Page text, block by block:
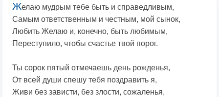
Желаю мудрым тебе быть и справедливым,
Самым ответственным и честным, мой сынок,
Любить Желаю и, конечно, быть любимым,
Переступило, чтобы счастье твой порог.
Ты сорок пятый отмечаешь день рожденья,
От всей души спешу тебя поздравить я,
Живи без зависти, без злости, сожаленья,